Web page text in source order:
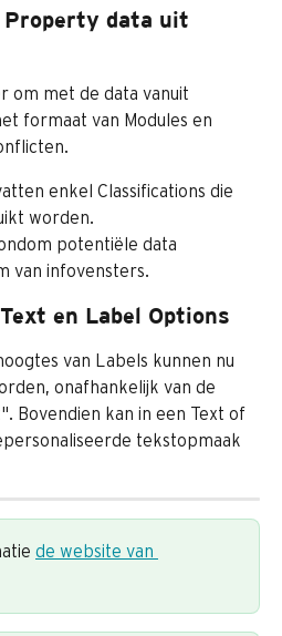
data uit
om met de data vanuit
formaat van Modules en
enkel Classifications die
worden.
potentiële data
van infovensters.
en Label Options
van Labels kunnen nu
onafhankelijk van de
Bovendien kan in een Text of
tekstopmaak
de website van